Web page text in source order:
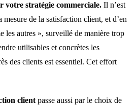
votre stratégie commerciale. Il n’est
mesure de la satisfaction client, et d’en
les autres », surveillé de manière trop
utilisables et concrètes les
des clients est essentiel. Cet effort
client passe aussi par le choix de